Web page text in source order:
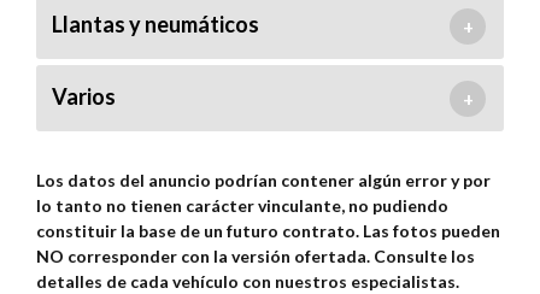
+
Llantas y neumáticos
+
Varios
Los datos del anuncio podrían contener algún error y por
lo tanto no tienen carácter vinculante, no pudiendo
constituir la base de un futuro contrato. Las fotos pueden
NO corresponder con la versión ofertada. Consulte los
detalles de cada vehículo con nuestros especialistas.